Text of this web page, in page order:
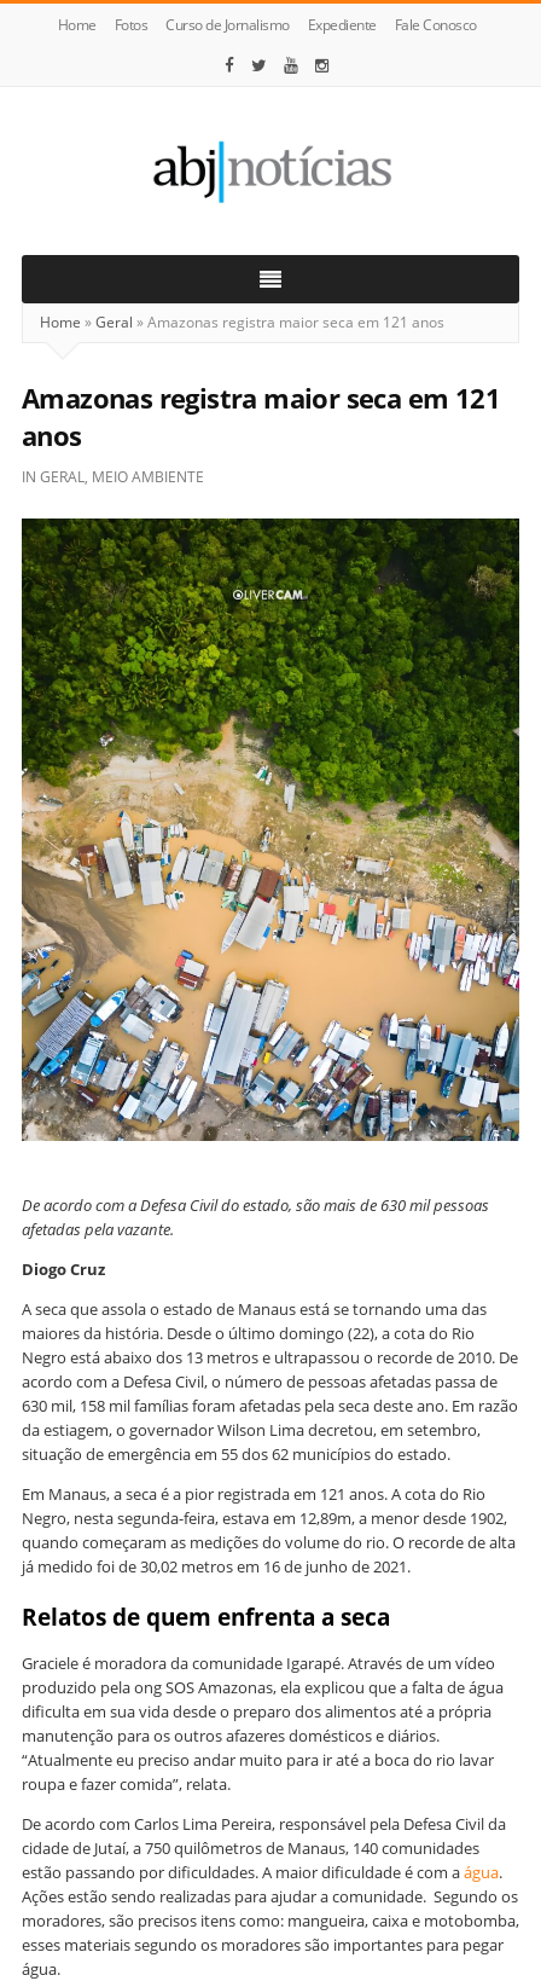
Home Fotos Curso de Jornalismo Expediente Fale Conosco
Notícias
Home »Geral »Amazonas registra maior seca em 121 anos
Amazonas registra maior seca em 121
anos
IN GERAL, MEIO AMBIENTE
De acordo com a Defesa Civil do estado, são mais de 630 mil pessoas
afetadas pela vazante.
Diogo Cruz
A seca que assola o estado de Manaus está se tornando uma das
maiores da história. Desde o último domingo (22), a cota do Rio
Negro está abaixo dos 13 metros e ultrapassou o recorde de 2010. De
acordo com a Defesa Civil, o número de pessoas afetadas passa de
630 mil, 158 mil famílias foram afetadas pela seca deste ano. Em razão
da estiagem, o governador Wilson Lima decretou, em setembro,
situação de emergência em 55 dos 62 municípios do estado.
Em Manaus, a seca é a pior registrada em 121 anos. A cota do Rio
Negro, nesta segunda-feira, estava em 12,89m, a menor desde 1902,
quando começaram as medições do volume do rio. O recorde de alta
já medido foi de 30,02 metros em 16 de junho de 2021.
Relatos de quem enfrenta a seca
Graciele é moradora da comunidade Igarapé. Através de um vídeo
produzido pela ong SOS Amazonas, ela explicou que a falta de água
dificulta em sua vida desde o preparo dos alimentos até a própria
manutenção para os outros afazeres domésticos e diários.
“Atualmente eu preciso andar muito para ir até a boca do rio lavar
roupa e fazer comida”, relata.
De acordo com Carlos Lima Pereira, responsável pela Defesa Civil da
cidade de Jutaí, a 750 quilômetros de Manaus, 140 comunidades
estão passando por dificuldades. A maior dificuldade é com aágua.
Ações estão sendo realizadas para ajudar a comunidade. Segundo os
moradores, são precisos itens como: mangueira, caixa e motobomba,
esses materiais segundo os moradores são importantes para pegar
água.